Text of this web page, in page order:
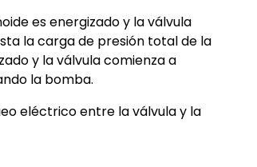
es energizado y la válvula
la carga de presión total de la
y la válvula comienza a
la bomba.
eléctrico entre la válvula y la